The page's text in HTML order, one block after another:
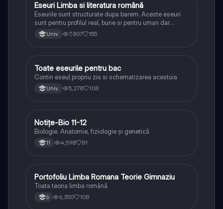
Limba și literatura română
Eseuri Limba si literatura română
Eseurile sunt structurate dupa barem. Aceste eseuri
sunt pentru profilul real, bune si pentru uman dar
lipsesc relatiile dintre personaje si caracrerizarile.
Univ. 7,807 155
Limba și literatura română
Toate eseurile pentru bac
Contin eseul propriu zis si schematizarea acestuia
Univ. 5,278 108
Biologie
Notițe-Bio 11-12
Biologie. Anatomie, fiziologie și genetică
11 4,598 81
Limba și literatura română
Portofoliu Limba Romana Teorie Gimnaziu
Toata teoria limba română
6 6,350 108